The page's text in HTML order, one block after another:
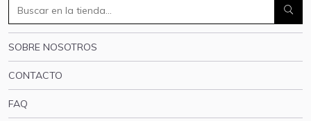
SOBRE NOSOTROS
CONTACTO
FAQ